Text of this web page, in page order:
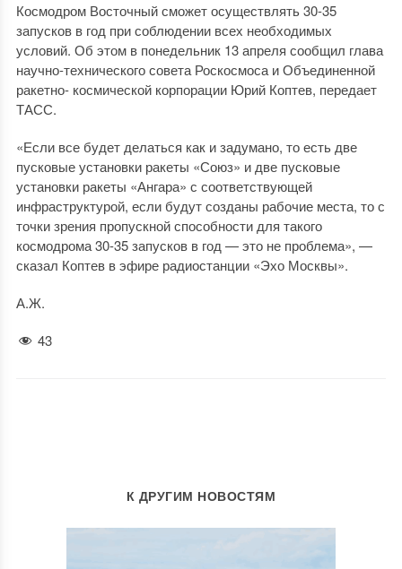
Космодром Восточный сможет осуществлять 30-35
запусков в год при соблюдении всех необходимых
условий. Об этом в понедельник 13 апреля сообщил глава
научно-технического совета Роскосмоса и Объединенной
ракетно- космической корпорации Юрий Коптев, передает
ТАСС.
«Если все будет делаться как и задумано, то есть две
пусковые установки ракеты «Союз» и две пусковые
установки ракеты «Ангара» с соответствующей
инфраструктурой, если будут созданы рабочие места, то с
точки зрения пропускной способности для такого
космодрома 30-35 запусков в год — это не проблема», —
сказал Коптев в эфире радиостанции «Эхо Москвы».
А.Ж.
43
К ДРУГИМ НОВОСТЯМ